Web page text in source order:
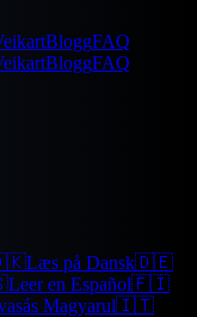
BloggFAQ
BloggFAQ
Læs på Dansk🇩🇪
Leer en Español🇫🇮
Magyarul🇮🇹